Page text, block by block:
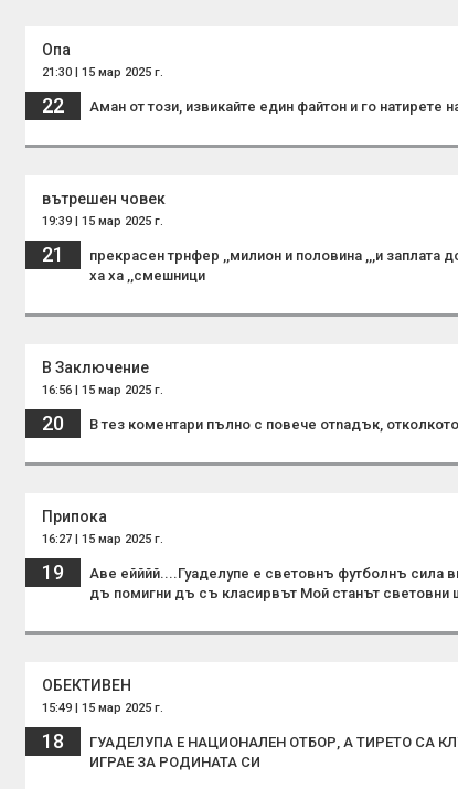
Опа
21:30 | 15 мар 2025 г.
22 Аман от този, извикайте един файтон и го натирете
вътрешен човек
19:39 | 15 мар 2025 г.
21
прекрасен трнфер ,,милион и половина ,,,и заплата
ха ха ,,смешници
В Заключение
16:56 | 15 мар 2025 г.
20 В тез коментари пълно с повече oтnaдък,
Припока
16:27 | 15 мар 2025 г.
19
Аве ейййй....Гуаделупе е световнъ футболнъ сила
дъ помигни дъ съ класирвът Мой станът световни
ОБЕКТИВЕН
15:49 | 15 мар 2025 г.
18
ГУАДЕЛУПА Е НАЦИОНАЛЕН ОТБОР, А ТИРЕТО СА
ИГРАЕ ЗА РОДИНАТА СИ